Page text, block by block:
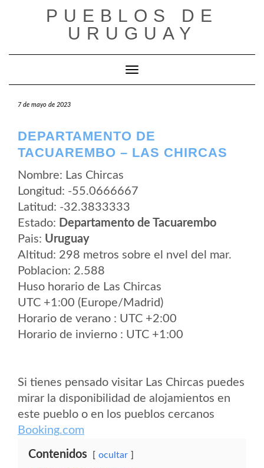
PUEBLOS DE
URUGUAY
Cambiar modo de navegación
7 de mayo de 2023
DEPARTAMENTO DE
TACUAREMBO – LAS CHIRCAS
Nombre: Las Chircas
Longitud: -55.0666667
Latitud: -32.3833333
Estado: Departamento de Tacuarembo
Pais: Uruguay
Altitud: 298 metros sobre el nvel del mar.
Poblacion: 2.588
Huso horario de Las Chircas
UTC +1:00 (Europe/Madrid)
Horario de verano : UTC +2:00
Horario de invierno : UTC +1:00
Si tienes pensado visitar Las Chircas puedes
mirar la disponibilidad de alojamientos en
este pueblo o en los pueblos cercanos
Booking.com
Contenidos ocultar